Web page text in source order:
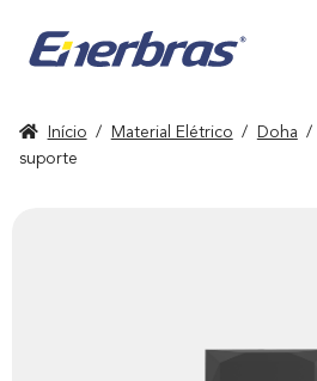
Início / Material Elétrico / Doha /
suporte